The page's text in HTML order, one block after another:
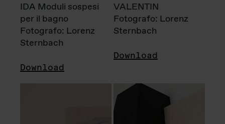
IDA Moduli sospesi
per il bagno
Fotografo: Lorenz
Sternbach
Download
VALENTIN
Fotografo: Lorenz
Sternbach
Download